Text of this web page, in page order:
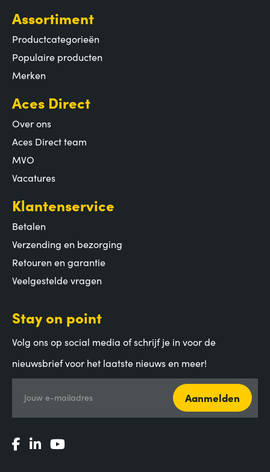
Assortiment
Productcategorieën
Populaire producten
Merken
Aces Direct
Over ons
Aces Direct team
MVO
Vacatures
Klantenservice
Betalen
Verzending en bezorging
Retouren en garantie
Veelgestelde vragen
Stay on point
Volg ons op social media of schrijf je in voor de
nieuwsbrief voor het laatste nieuws en meer!
Jouw e-mailadres Aanmelden